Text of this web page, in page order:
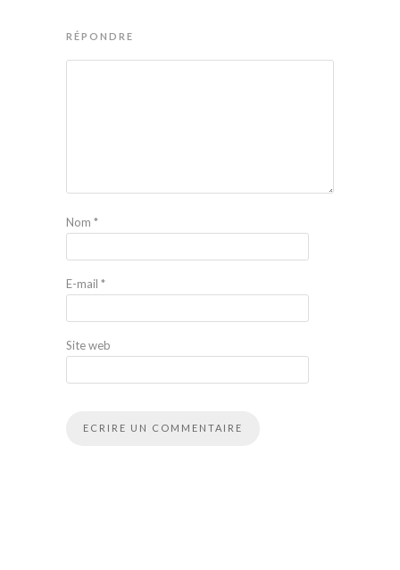
RÉPONDRE
Nom *
E-mail *
Site web